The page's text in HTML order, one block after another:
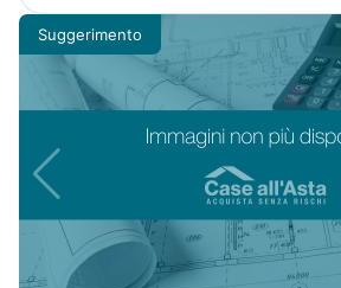
Suggerimento